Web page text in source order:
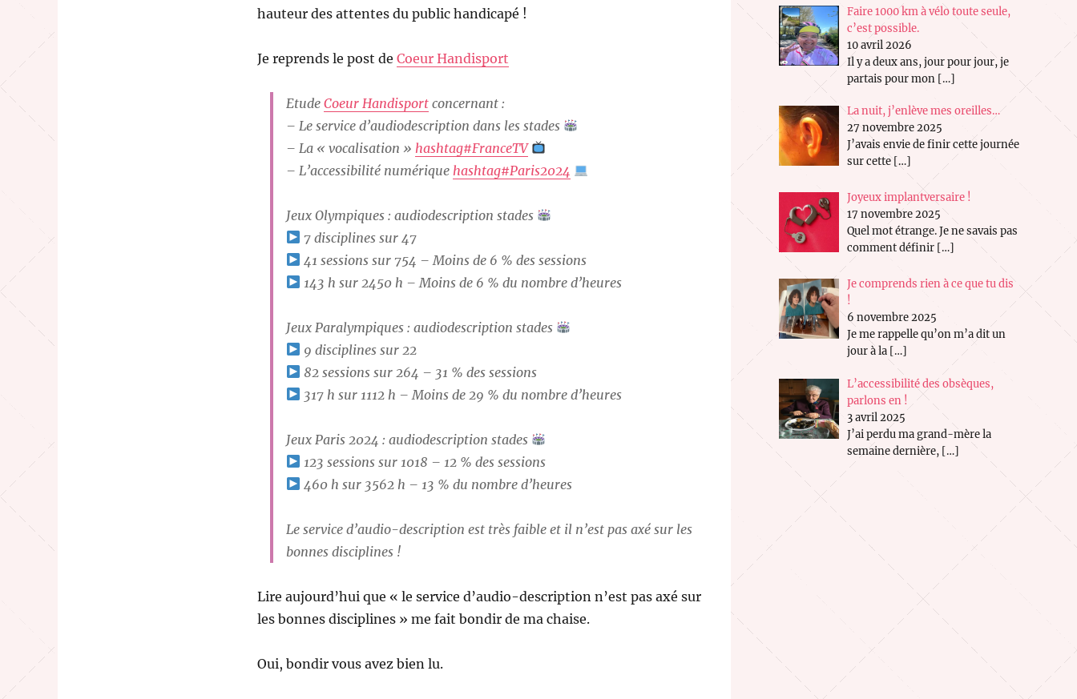
hauteur des attentes du public handicapé !
Je reprends le post de Coeur Handisport
Etude Coeur Handisportconcernant :
– Le service d’audiodescription dans les stades
– La « vocalisation » hashtag#FranceTV
– L’accessibilité numérique hashtag#Paris2024
Jeux Olympiques : audiodescription stades
7 disciplines sur 47
41 sessions sur 754 – Moins de 6 % des sessions
143 h sur 2450 h – Moins de 6 % du nombre d’heures
Jeux Paralympiques : audiodescription stades
9 disciplines sur 22
82 sessions sur 264 – 31 % des sessions
317 h sur 1112 h – Moins de 29 % du nombre d’heures
Jeux Paris 2024 : audiodescription stades
123 sessions sur 1018 – 12 % des sessions
460 h sur 3562 h – 13 % du nombre d’heures
Le service d’audio-description est très faible et il n’est pas axé sur les
bonnes disciplines !
Lire aujourd’hui que « le service d’audio-description n’est pas axé sur
les bonnes disciplines » me fait bondir de ma chaise.
Oui, bondir vous avez bien lu.
Faire 1000 km à vélo toute seule,
c’est possible.
10 avril 2026
Il y a deux ans, jour pour jour, je
partais pour mon […]
La nuit, j’enlève mes oreilles…
27 novembre 2025
J’avais envie de finir cette journée
sur cette […]
Joyeux implantversaire !
17 novembre 2025
Quel mot étrange. Je ne savais pas
comment définir […]
Je comprends rien à ce que tu dis
!
6 novembre 2025
Je me rappelle qu’on m’a dit un
jour à la […]
L’accessibilité des obsèques,
parlons en !
3 avril 2025
J’ai perdu ma grand-mère la
semaine dernière, […]